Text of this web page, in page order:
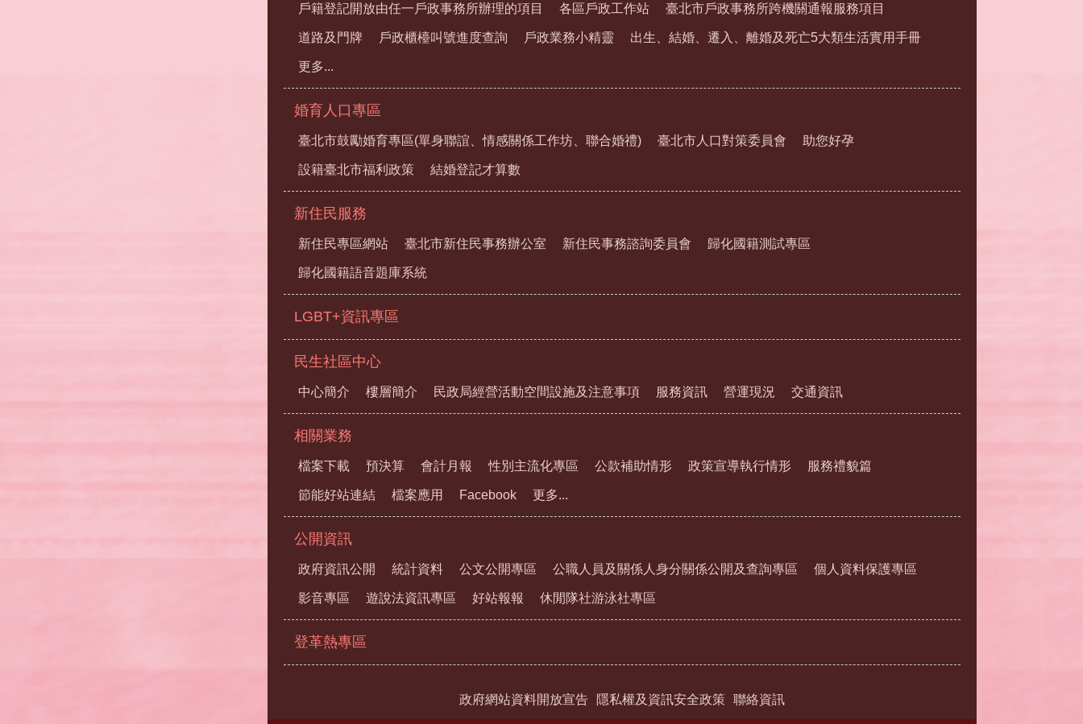
戶籍登記開放由任一戶政事務所辦理的項目 各區戶政工作站 臺北市戶政事務所跨機關通報服務項目
道路及門牌 戶政櫃檯叫號進度查詢 戶政業務小精靈 出生、結婚、遷入、離婚及死亡5大類生活實用手冊
更多...
婚育人口專區
臺北市鼓勵婚育專區(單身聯誼、情感關係工作坊、聯合婚禮) 臺北市人口對策委員會 助您好孕
設籍臺北市福利政策 結婚登記才算數
新住民服務
新住民專區網站 臺北市新住民事務辦公室 新住民事務諮詢委員會 歸化國籍測試專區
歸化國籍語音題庫系統
LGBT+資訊專區
民生社區中心
中心簡介 樓層簡介 民政局經營活動空間設施及注意事項 服務資訊 營運現況 交通資訊
相關業務
檔案下載 預決算 會計月報 性別主流化專區 公款補助情形 政策宣導執行情形 服務禮貌篇
節能好站連結 檔案應用 Facebook 更多...
公開資訊
政府資訊公開 統計資料 公文公開專區 公職人員及關係人身分關係公開及查詢專區 個人資料保護專區
影音專區 遊說法資訊專區 好站報報 休閒隊社游泳社專區
登革熱專區
政府網站資料開放宣告 隱私權及資訊安全政策 聯絡資訊